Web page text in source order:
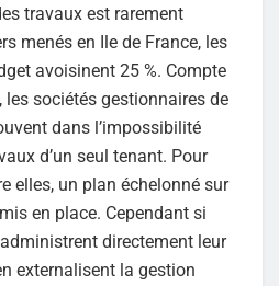
travaux est rarement
menés en Ile de France, les
avoisinent 25 %. Compte
les sociétés gestionnaires de
dans l’impossibilité
d’un seul tenant. Pour
elles, un plan échelonné sur
en place. Cependant si
directement leur
externalisent la gestion